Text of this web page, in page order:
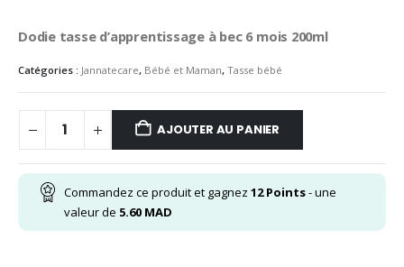
Dodie tasse d’apprentissage à bec 6 mois 200ml
Catégories : Jannatecare, Bébé et Maman, Tasse bébé
AJOUTER AU PANIER
Commandez ce produit et gagnez 12Points- une
valeur de 5.60 MAD